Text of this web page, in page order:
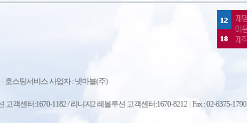
호스팅서비스 사업자 : 넷마블(주)
객센터:1670-1182 / 리니지2 레볼루션 고객센터:1670-8212 Fax : 02-6375-1790